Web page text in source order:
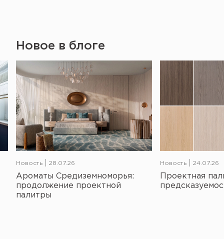
Новое в блоге
Новость 28.07.26
Ароматы Средиземноморья:
продолжение проектной
палитры
Новость 24.07.26
Проектная